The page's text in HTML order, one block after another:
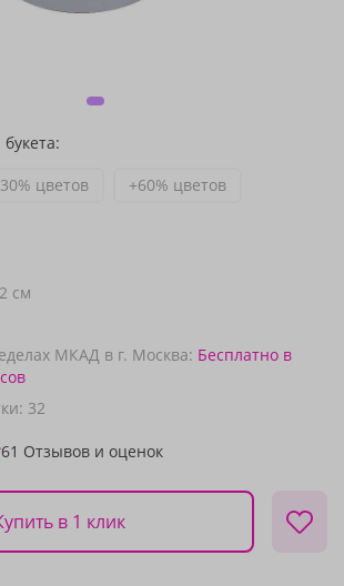
цветов +60% цветов
см
МКАД в г. Москва: Бесплатно в
32
61 Отзывов и оценок
в 1 клик